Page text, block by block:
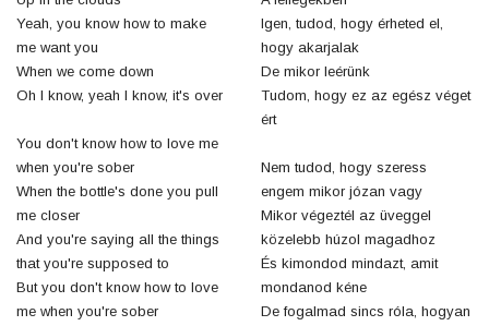
Yeah, you know how to make
me want you
When we come down
Oh I know, yeah I know, it's over
You don't know how to love me
when you're sober
When the bottle's done you pull
me closer
And you're saying all the things
that you're supposed to
But you don't know how to love
me when you're sober
Igen, tudod, hogy érheted el,
hogy akarjalak
De mikor leérünk
Tudom, hogy ez az egész véget
ért
Nem tudod, hogy szeress
engem mikor józan vagy
Mikor végeztél az üveggel
közelebb húzol magadhoz
És kimondod mindazt, amit
mondanod kéne
De fogalmad sincs róla, hogyan